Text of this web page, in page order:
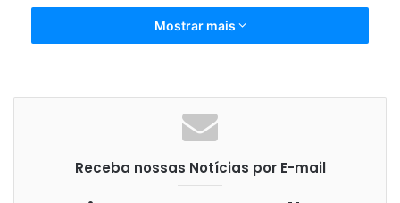
manutenção de 110.362 postos de trabalho diretos, entre
efetivos, temporários e terceirizados. O indicador
representa variação positiva de 2,27% ante fevereiro de
2022 (107.910 trabalhadores). Com os resultados parciais
do primeiro bimestre, a média mensal de mão de obra do
Mostrar mais
Receba nossas Notícias por E-mail